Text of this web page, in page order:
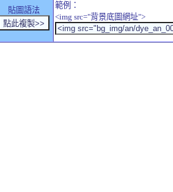
貼圖語法
範例：
<img src="背景底圖網址">